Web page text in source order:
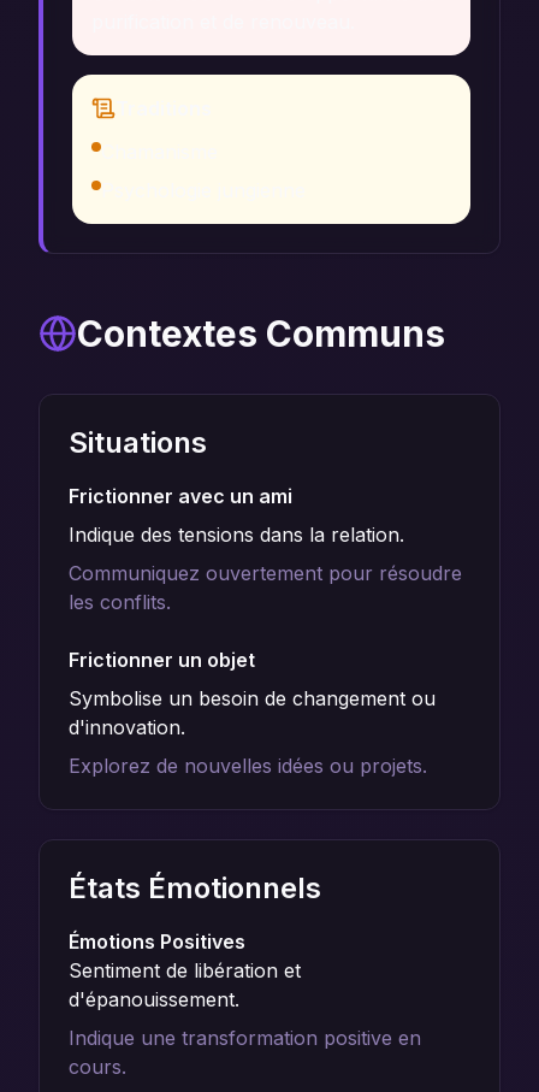
Contextes Communs
Situations
Frictionner avec un ami
Indique des tensions dans la relation.
Communiquez ouvertement pour résoudre
les conflits.
Frictionner un objet
Symbolise un besoin de changement ou
d'innovation.
Explorez de nouvelles idées ou projets.
États Émotionnels
Émotions Positives
Sentiment de libération et
d'épanouissement.
Indique une transformation positive en
cours.